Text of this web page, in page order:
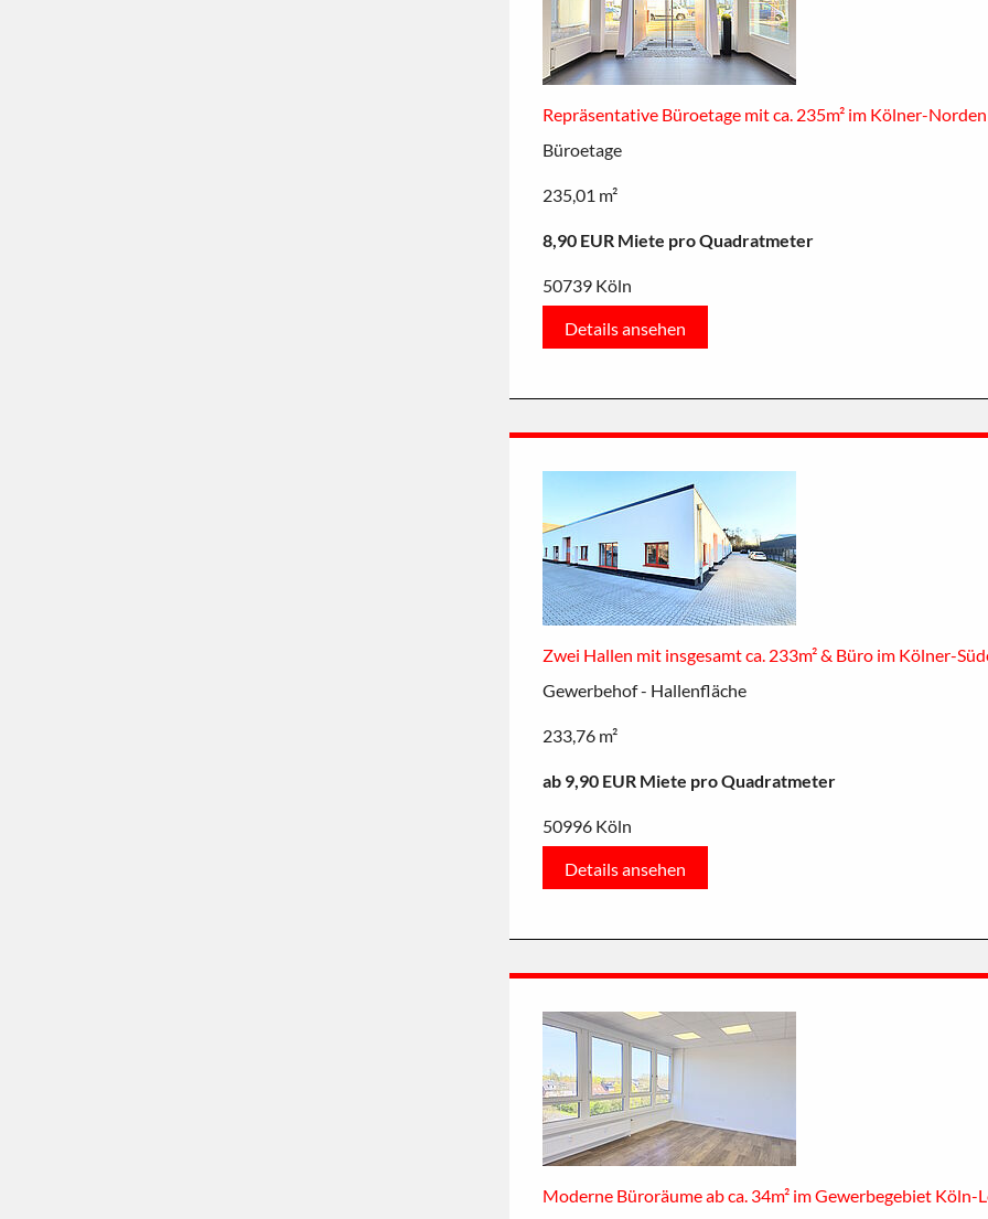
Repräsentative Büroetage mit ca. 235m² im Kölner-Norden
Büroetage
235,01 m²
8,90 EUR Miete pro Quadratmeter
50739 Köln
Details ansehen
Zwei Hallen mit insgesamt ca. 233m² & Büro im Kölner-
Gewerbehof - Hallenfläche
233,76 m²
ab 9,90 EUR Miete pro Quadratmeter
50996 Köln
Details ansehen
Moderne Büroräume ab ca. 34m² im Gewerbegebiet Köln-